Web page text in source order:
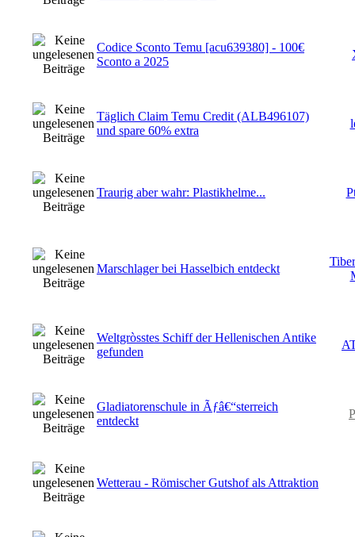
Codice Sconto Temu [acu639380] - 100€
Sconto a 2025
Täglich Claim Temu Credit (ALB496107)
und spare 60% extra
Traurig aber wahr: Plastikhelme...
Marschlager bei Hasselbich entdeckt
Weltgròsstes Schiff der Hellenischen Antike
gefunden
Gladiatorenschule in Ãƒâ€“sterreich
entdeckt
Wetterau - Römischer Gutshof als Attraktion